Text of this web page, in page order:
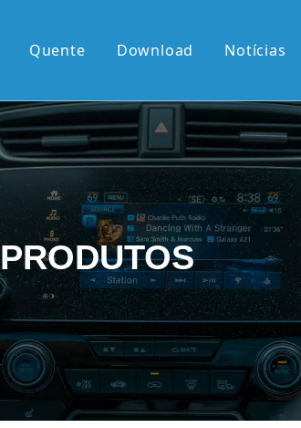
Quente Download Notícias
PRODUTOS